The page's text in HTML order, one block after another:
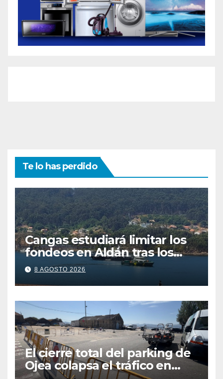
Te lo has perdido
Cangas estudiará limitar los
fondeos en Aldán tras los
últimos episodios de
contaminación en O Con
8 AGOSTO 2026
El cierre total del parking de
Ojea colapsa el tráfico en